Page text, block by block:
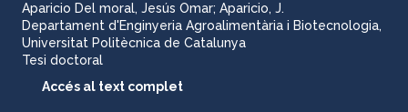
Aparicio Del moral, Jesús Omar; Aparicio, J.
Departament d'Enginyeria Agroalimentària i Biotecnologia,
Universitat Politècnica de Catalunya
Tesi doctoral
Accés al text complet